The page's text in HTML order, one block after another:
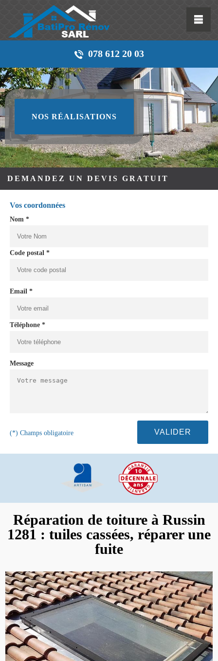
078 612 20 03
NOS RÉALISATIONS
DEMANDEZ UN DEVIS GRATUIT
Vos coordonnées
Nom *
Code postal *
Email *
Téléphone *
Message
(*) Champs obligatoire
Réparation de toiture à Russin
1281 : tuiles cassées, réparer une
fuite